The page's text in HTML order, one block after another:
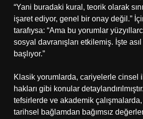
“Yani buradaki kural, teorik olarak
işaret ediyor, genel bir onay değil.”
tarafıysa: “Ama bu yorumlar
sosyal davranışları etkilemiş. İşte
başlıyor.”
Klasik yorumlarda, cariyelerle cinsel
hakları gibi konular
tefsirlerde ve akademik
tarihsel bağlamdan bağımsız